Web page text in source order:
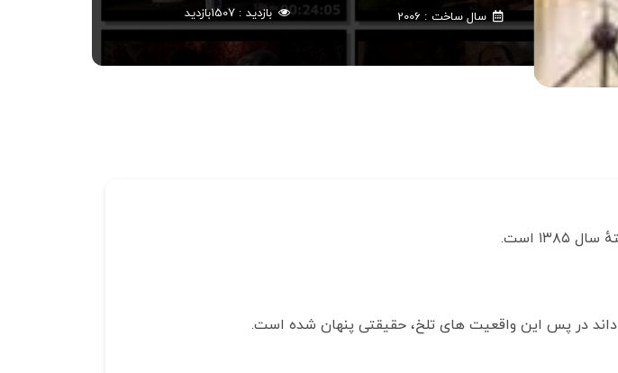
سال ساخت
2006
بازدید
1507بازدید
داند در پس این واقعیت های تلخ، حقیقتی پنهان شده است.